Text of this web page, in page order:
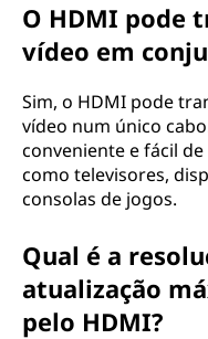
O HDMI pode
vídeo em
Sim, o HDMI pode
vídeo num único
conveniente e fácil
como televisores,
consolas de jogos.
Qual é a
atualização
pelo HDMI?